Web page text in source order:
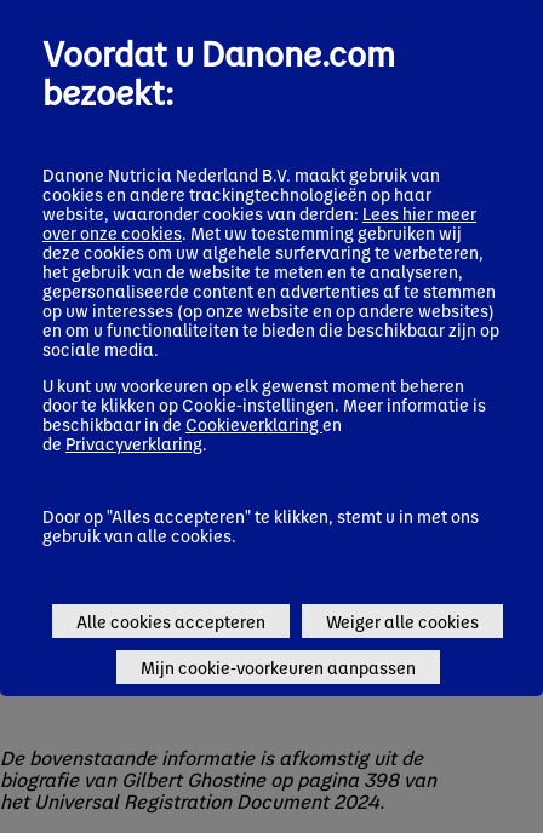
leidinggevende functies op vier continenten. Hij was met name
Managing Director, Midden-Oosten, Afrika, Centraal- en Oost-
Europa (1998-2000), President, Major US Markets and National
Corporate Development Officer en President India en Groot-
China, een functie die hij bekleedde tot zijn vertrek in 2014. Dat
jaar werd Gilbert benoemd tot Chief Executive Officer van
Firmenich, het Zwitserse, grootste particuliere geur- en
smaakbedrijf ter wereld. In deze rol heeft Gilbert zich ingezet
voor digitale innovatie, heeft hij leiding gegeven aan de
strategische herpositionering van Firmenich in leiderschap op
het gebied van natuurwetenschappen, biotech en
biowetenschappen, en heeft hij de groei tot een erkende
wereldleider op het gebied van milieu, maatschappij en
bestuur gestimuleerd. Onder leiding van Gilbert heeft
Firmenich een sterke en consistente organische groei
gerealiseerd en tegelijkertijd 15 strategische overnames
gebied van schoonheid, voeding en welzijn is ontstaan. Deze
prestatie betekende het einde van Gilberts ambtstermijn als
voorzitter is van de Remuneratie- en Benoemingscommissie.
De bovenstaande informatie is afkomstig uit de
biografie van Gilbert Ghostine op pagina 398 van
het Universal Registration Document 2024.
Voordat u Danone.com
bezoekt:
Danone Nutricia Nederland B.V. maakt gebruik van
cookies en andere trackingtechnologieën op haar
website, waaronder cookies van derden: Lees hier meer
over onze cookies . Met uw toestemming gebruiken wij
deze cookies om uw algehele surfervaring te verbeteren,
het gebruik van de website te meten en te analyseren,
gepersonaliseerde content en advertenties af te stemmen
op uw interesses (op onze website en op andere websites)
en om u functionaliteiten te bieden die beschikbaar zijn op
sociale media.
U kunt uw voorkeuren op elk gewenst moment beheren
door te klikken op Cookie-instellingen. Meer informatie is
beschikbaar in de Cookieverklaring en
de Privacyverklaring
Door op "Alles accepteren" te klikken, stemt u in met ons
gebruik van alle cookies.
Alle cookies accepteren Weiger alle cookies
Mijn cookie-voorkeuren aanpassen